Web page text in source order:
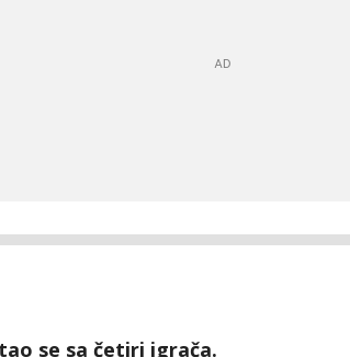
se sa četiri igrača.